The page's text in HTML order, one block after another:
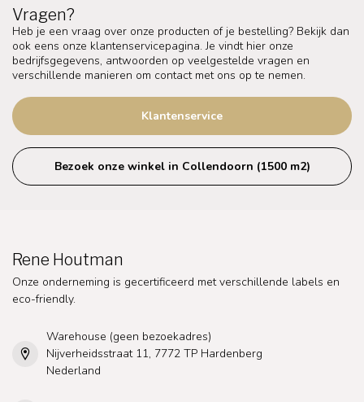
Vragen?
Heb je een vraag over onze producten of je bestelling? Bekijk dan
ook eens onze klantenservicepagina. Je vindt hier onze
bedrijfsgegevens, antwoorden op veelgestelde vragen en
verschillende manieren om contact met ons op te nemen.
Klantenservice
Bezoek onze winkel in Collendoorn (1500 m2)
Rene Houtman
Onze onderneming is gecertificeerd met verschillende labels en
eco-friendly.
Warehouse (geen bezoekadres)
Nijverheidsstraat 11, 7772 TP Hardenberg
Nederland